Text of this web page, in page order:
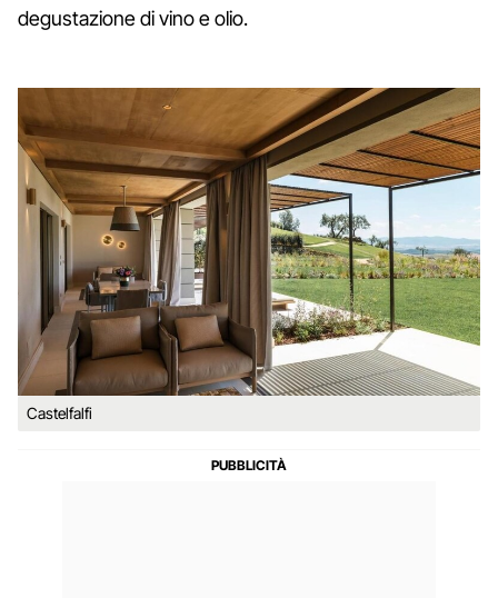
degustazione di vino e olio.
Castelfalfi